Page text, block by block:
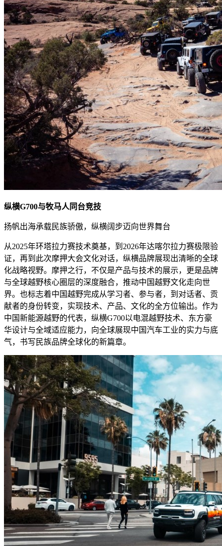
纵横G700与牧马人同台竞技
扬帆出海承载民族骄傲，纵横阔步迈向世界舞台
从2025年环塔拉力赛技术奠基，到2026年达喀尔拉力赛极限验
证，再到此次摩押大会文化对话，纵横品牌展现出清晰的全球
化战略视野。摩押之行，不仅是产品与技术的展示，更是品牌
与全球越野核心圈层的深度融合，推动中国越野文化走向世
界。也标志着中国越野完成从学习者、参与者，到对话者、贡
献者的身份转变，实现技术、产品、文化的全方位输出。作为
中国新能源越野的代表，纵横G700以电混越野技术、东方豪
华设计与全域适应能力，向全球展现中国汽车工业的实力与底
气，书写民族品牌全球化的新篇章。